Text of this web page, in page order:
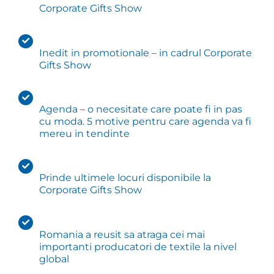
Corporate Gifts Show
Inedit in promotionale – in cadrul Corporate
Gifts Show
Agenda – o necesitate care poate fi in pas
cu moda. 5 motive pentru care agenda va fi
mereu in tendinte
Prinde ultimele locuri disponibile la
Corporate Gifts Show
Romania a reusit sa atraga cei mai
importanti producatori de textile la nivel
global